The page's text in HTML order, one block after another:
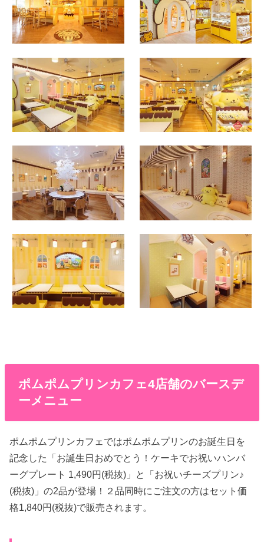
ポムポムプリンカフェ4店舗のバースデ
ーメニュー
ポムポムプリンカフェではポムポムプリンのお誕生日を
記念した「お誕生日おめでとう！ケーキでお祝いハンバ
ーグプレート 1,490円(税抜)」と「お祝いチーズプリン♪
(税抜)」の2品が登場！２品同時にご注文の方はセット価
格1,840円(税抜)で販売されます。